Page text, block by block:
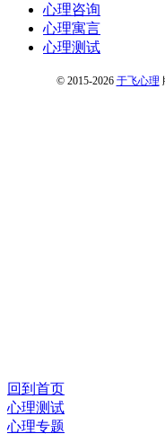
心理咨询
心理寓言
心理测试
© 2015-2026 于飞心理
回到首页
心理测试
心理专题